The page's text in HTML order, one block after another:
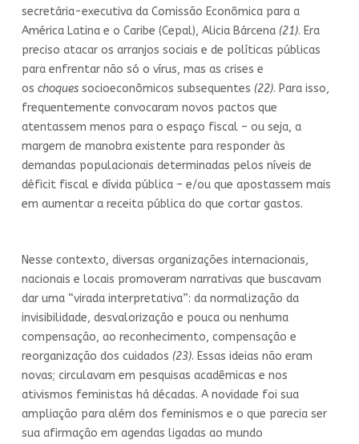
secretária-executiva da Comissão Econômica para a
América Latina e o Caribe (Cepal), Alicia Bárcena (21). Era
preciso atacar os arranjos sociais e de políticas públicas
para enfrentar não só o vírus, mas as crises e
os choques socioeconômicos subsequentes (22). Para isso,
frequentemente convocaram novos pactos que
atentassem menos para o espaço fiscal – ou seja, a
margem de manobra existente para responder às
demandas populacionais determinadas pelos níveis de
déficit fiscal e dívida pública – e/ou que apostassem mais
em aumentar a receita pública do que cortar gastos.
Nesse contexto, diversas organizações internacionais,
nacionais e locais promoveram narrativas que buscavam
dar uma “virada interpretativa”: da normalização da
invisibilidade, desvalorização e pouca ou nenhuma
compensação, ao reconhecimento, compensação e
reorganização dos cuidados (23). Essas ideias não eram
novas; circulavam em pesquisas acadêmicas e nos
ativismos feministas há décadas. A novidade foi sua
ampliação para além dos feminismos e o que parecia ser
sua afirmação em agendas ligadas ao mundo